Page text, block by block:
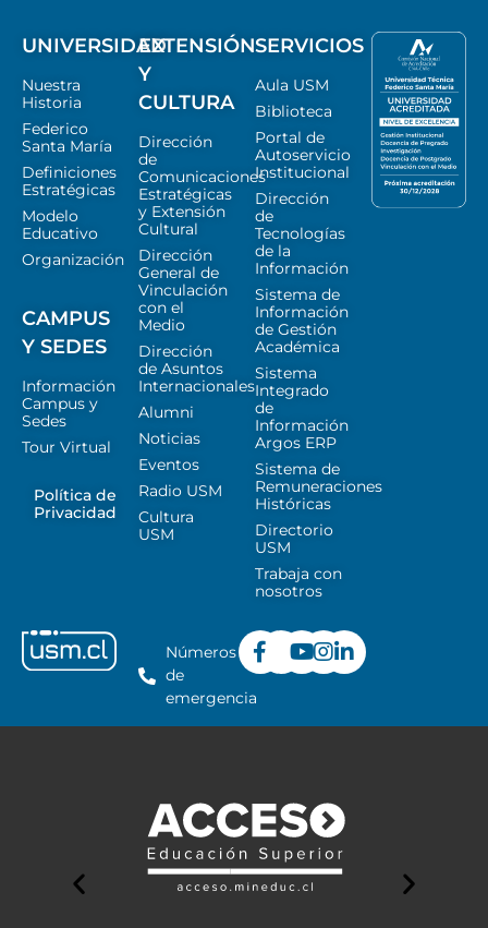
UNIVERSIDAD
Nuestra
Historia
Federico
Santa María
Definiciones
Estratégicas
Modelo
Educativo
Organización
CAMPUS
Y SEDES
Información
Campus y
Sedes
Tour Virtual
Política de
Privacidad
EXTENSIÓN
Y
CULTURA
Dirección
de
Comunicaciones
Estratégicas
y Extensión
Cultural
Dirección
General de
Vinculación
con el
Medio
Dirección
de Asuntos
Internacionales
Alumni
Noticias
Eventos
Radio USM
Cultura
USM
SERVICIOS
Aula USM
Biblioteca
Portal de
Autoservicio
Institucional
Dirección
de
Tecnologías
de la
Información
Sistema de
Información
de Gestión
Académica
Sistema
Integrado
de
Información
Argos ERP
Sistema de
Remuneraciones
Históricas
Directorio
USM
Trabaja con
nosotros
Números
de
emergencia